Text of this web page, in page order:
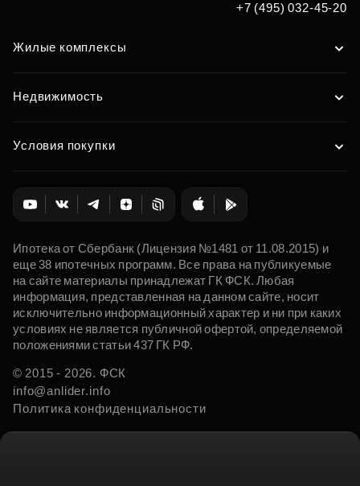
+7 (495) 032-45-20
Жилые комплексы
Недвижимость
Условия покупки
Ипотека от Сбербанк (Лицензия №1481 от 11.08.2015) и
еще 38 ипотечных программ. Все права на публикуемые
на сайте материалы принадлежат ГК ФСК. Любая
информация, представленная на данном сайте, носит
исключительно информационный характер и ни при каких
условиях не является публичной офертой, определяемой
положениями статьи 437 ГК РФ.
© 2015 - 2026. ФСК
info@anlider.info
Политика конфиденциальности